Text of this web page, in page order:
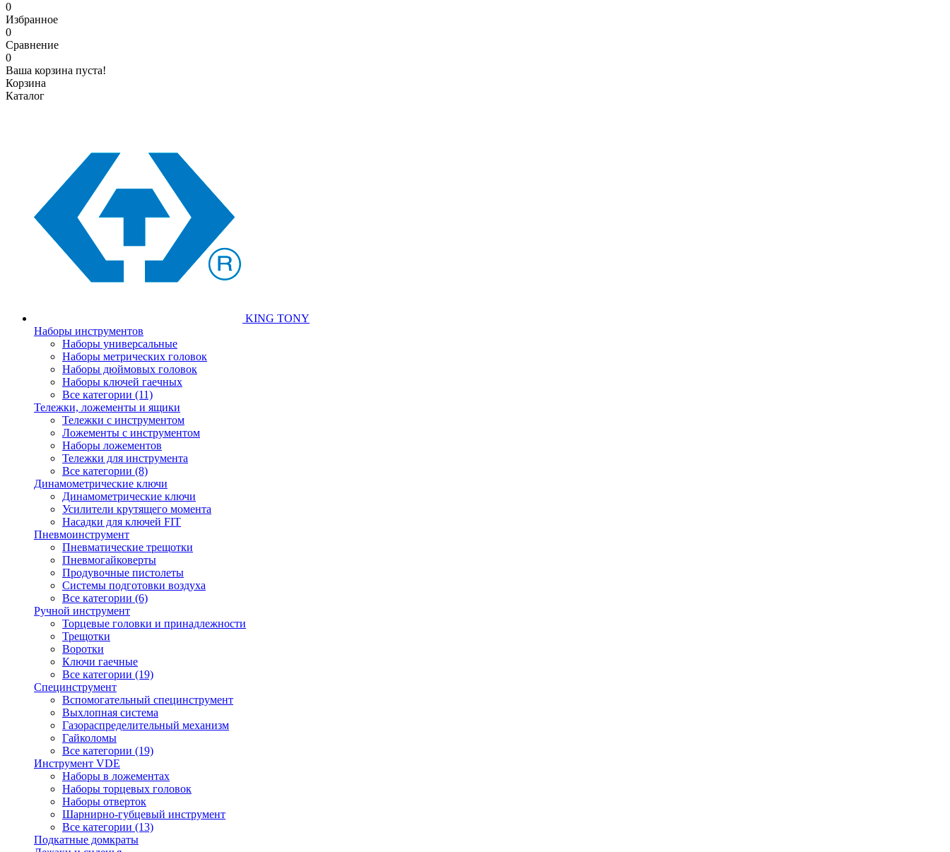
0
Избранное
0
Сравнение
0
Ваша корзина пуста!
Корзина
Каталог
KING TONY
Наборы инструментов
Наборы универсальные
Наборы метрических головок
Наборы дюймовых головок
Наборы ключей гаечных
Все категории (11)
Тележки, ложементы и ящики
Тележки с инструментом
Ложементы с инструментом
Наборы ложементов
Тележки для инструмента
Все категории (8)
Динамометрические ключи
Динамометрические ключи
Усилители крутящего момента
Насадки для ключей FIT
Пневмоинструмент
Пневматические трещотки
Пневмогайковерты
Продувочные пистолеты
Системы подготовки воздуха
Все категории (6)
Ручной инструмент
Торцевые головки и принадлежности
Трещотки
Воротки
Ключи гаечные
Все категории (19)
Специнструмент
Вспомогательный специнструмент
Выхлопная система
Газораспределительный механизм
Гайколомы
Все категории (19)
Инструмент VDE
Наборы в ложементах
Наборы торцевых головок
Наборы отверток
Шарнирно-губцевый инструмент
Все категории (13)
Подкатные домкраты